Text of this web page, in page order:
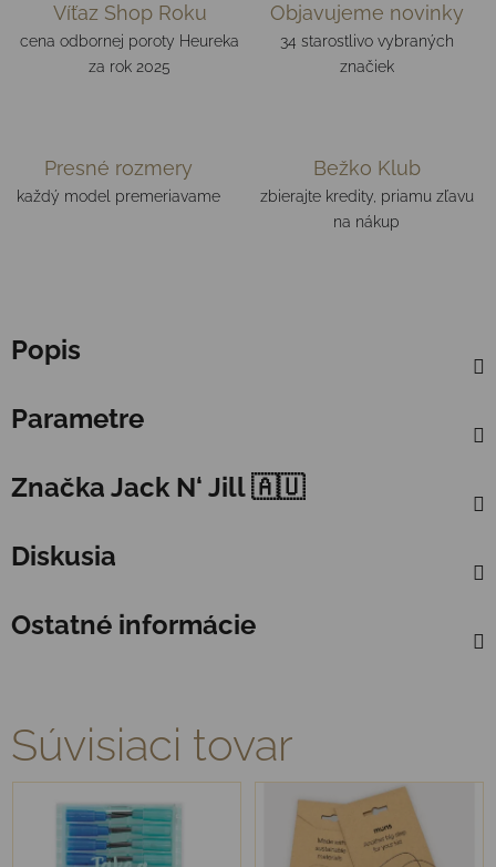
Víťaz Shop Roku
cena odbornej poroty Heureka
za rok 2025
Objavujeme novinky
34 starostlivo vybraných
značiek
Presné rozmery
každý model premeriavame
Bežko Klub
zbierajte kredity, priamu zľavu
na nákup
Popis
Parametre
Značka Jack N‘ Jill 🇦🇺
Diskusia
Ostatné informácie
Súvisiaci tovar